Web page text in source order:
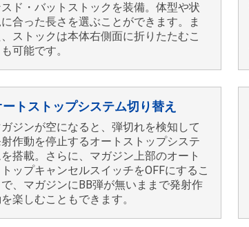
ド・バットストックを装備。体型や状
合った長さを選ぶことができます。ま
ストックは本体右側面に折りたたむこ
可能です。
ートストップシステム切り替え
ジンが空になると、弾切れを検知して
作動を停止するオートストップシステ
搭載。さらに、マガジン上部のオート
ップキャンセルスイッチをOFFにするこ
、マガジンにBB弾が無いままで発射作
楽しむこともできます。